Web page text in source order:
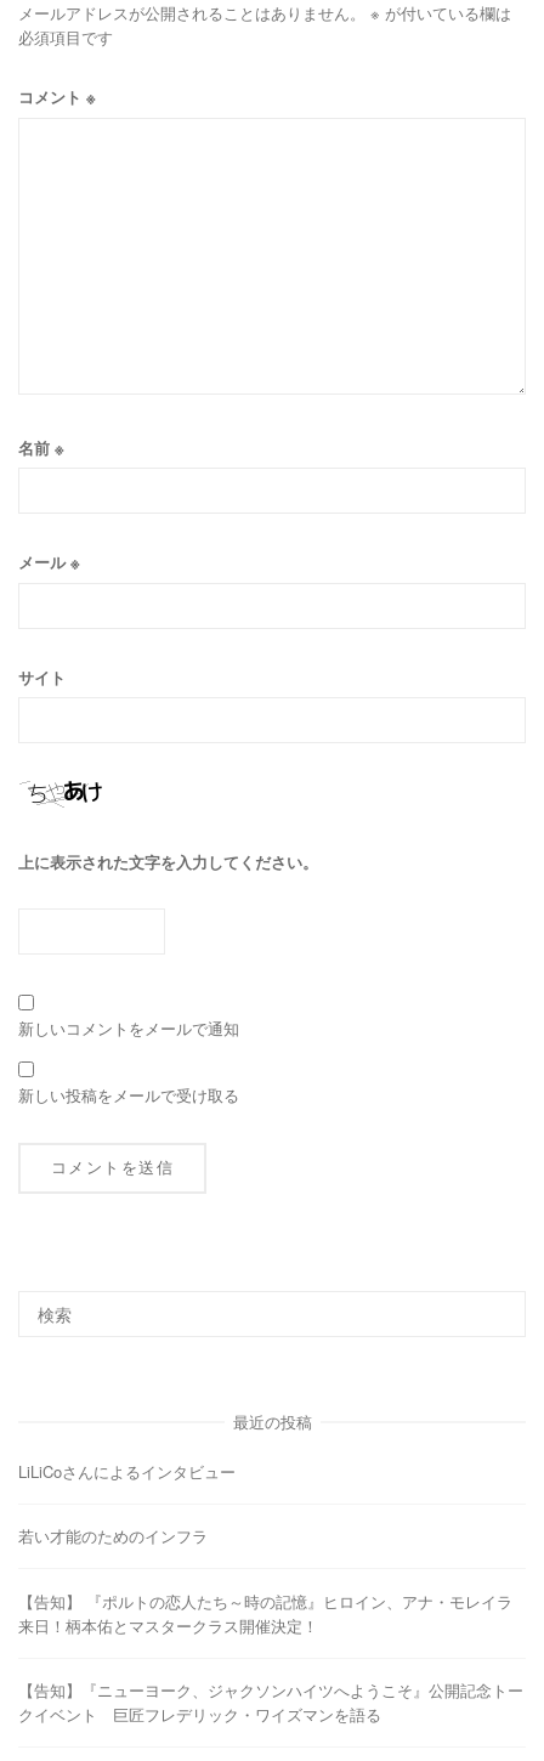
メールアドレスが公開されることはありません。 ※ が付いている欄は
必須項目です
コメント ※
名前 ※
メール※
サイト
上に表示された文字を入力してください。
新しいコメントをメールで通知
新しい投稿をメールで受け取る
最近の投稿
LiLiCoさんによるインタビュー
若い才能のためのインフラ
【告知】 『ポルトの恋人たち～時の記憶』ヒロイン、アナ・モレイラ
来日！柄本佑とマスタークラス開催決定！
【告知】『ニューヨーク、ジャクソンハイツへようこそ』公開記念トー
クイベント 巨匠フレデリック・ワイズマンを語る